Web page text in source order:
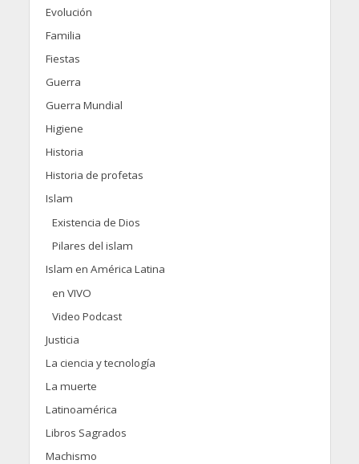
Evolución
Familia
Fiestas
Guerra
Guerra Mundial
Higiene
Historia
Historia de profetas
Islam
Existencia de Dios
Pilares del islam
Islam en América Latina
en VIVO
Video Podcast
Justicia
La ciencia y tecnología
La muerte
Latinoamérica
Libros Sagrados
Machismo